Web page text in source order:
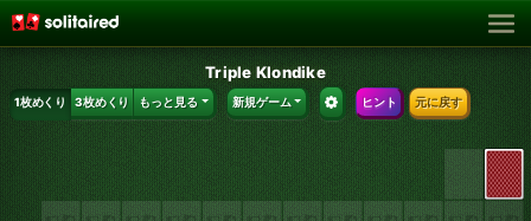
Triple Klondike
1枚めくり 3枚めくり もっと見る 新規ゲーム ヒント 元に戻す